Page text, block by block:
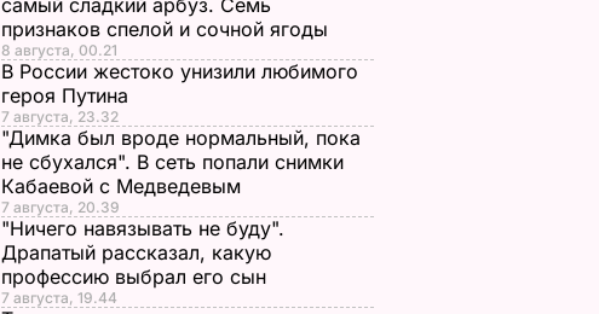
самый сладкий арбуз. Семь
признаков спелой и сочной ягоды
8 августа, 00.21
В России жестоко унизили любимого
героя Путина
7 августа, 23.32
"Димка был вроде нормальный, пока
не сбухался". В сеть попали снимки
Кабаевой с Медведевым
7 августа, 20.39
"Ничего навязывать не буду".
Драпатый рассказал, какую
профессию выбрал его сын
7 августа, 19.44